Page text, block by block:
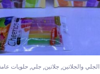
الجلي والجلاتين,جلاتين,جلي,حلويات